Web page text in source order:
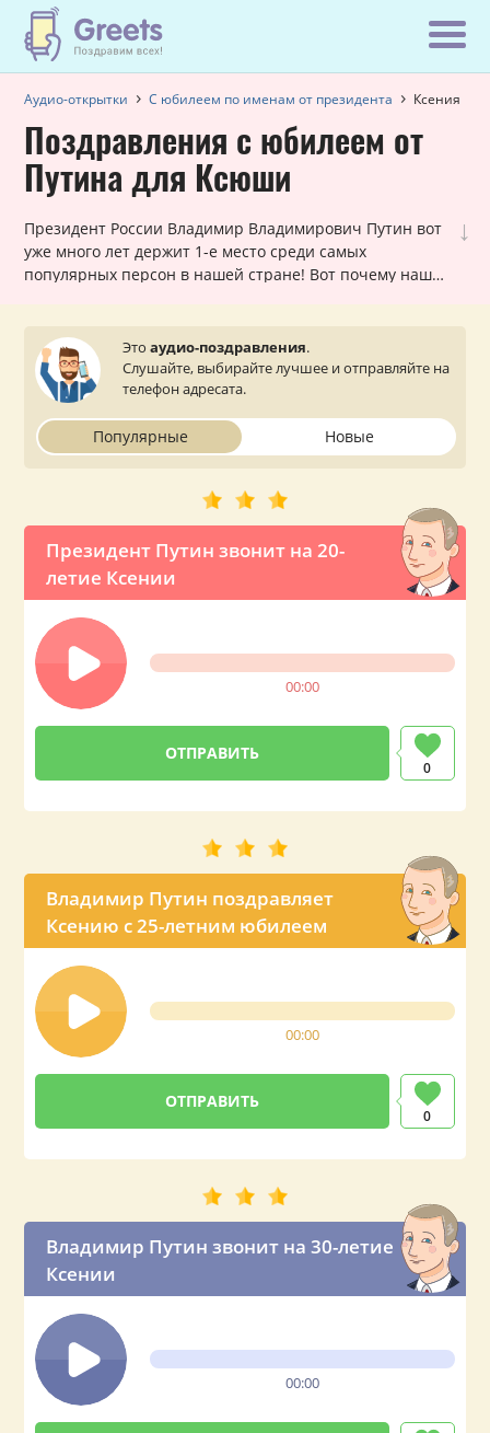
Аудио-открытки С юбилеем по именам от президента Ксения
Поздравления с юбилеем от
Путина для Ксюши
↓
Президент России Владимир Владимирович Путин вот
уже много лет держит 1-е место среди самых
популярных персон в нашей стране! Вот почему наши
самых заказываемых именных поздравлений. Они
лично обращаются к каждой женщине и оставляют
очень приятное впечатление. Просто выберите
и звонок от президента поступит на телефон вашей
близкой или знакомой Ксении.
Этоаудио-поздравления.
Слушайте, выбирайте лучшее и отправляйте на
телефон адресата.
Популярные Новые
Президент Путин звонит на 20-
летие Ксении
00:00
0
Владимир Путин поздравляет
Ксению с 25-летним юбилеем
00:00
0
Владимир Путин звонит на 30-летие
Ксении
00:00